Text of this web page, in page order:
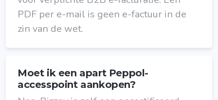
PDF per e-mail is geen e-factuur in de
zin van de wet.
Moet ik een apart Peppol-
accesspoint aankopen?